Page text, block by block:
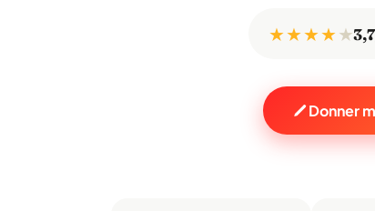
★ ★ ★ ★★
Donner